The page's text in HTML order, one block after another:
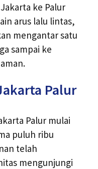
ke Palur
arus lalu lintas,
mengantar satu
sampai ke
Palur
Palur mulai
puluh ribu
telah
mengunjungi